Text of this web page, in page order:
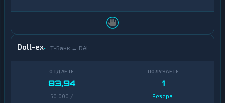
Doll-ex Т-Банк ↔ DAI
83,94
50 000 /
1
Резерв: